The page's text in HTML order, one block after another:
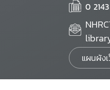
0
แผนผัง